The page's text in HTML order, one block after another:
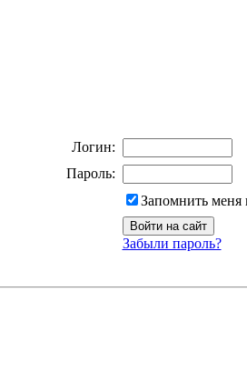
Логин:
Пароль:
Запомнить меня
Забыли пароль?